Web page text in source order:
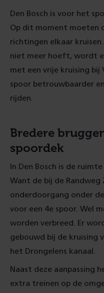
Den Bosch is voor het
Op dit moment moeten
richtingen elkaar
niet meer hoeft, wordt
met een vrije kruising
spoor betrouwbaarder
rijden.
Bredere
spoordek
In Den Bosch is de
Want de bij de Randweg
onderdoorgang onder
voor een 4e spoor. Wel
worden verbreed. Er
gebouwd bij de kruising
het Drongelens kanaal.
Naast deze aanpassing
extra treinen op de